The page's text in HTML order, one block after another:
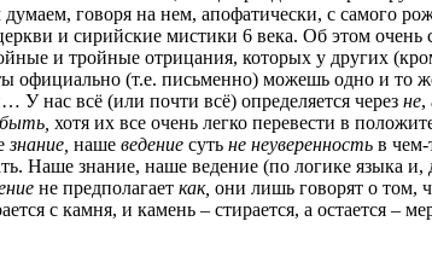
говоря на нем, апофатически, с самого
и сирийские мистики 6 века. Об этом
и тройные отрицания, которых у других
официально (т.е. письменно) можешь одно и то
У нас всё (или почти всё) определяется через не,
хотя их все очень легко перевести в
знание, наше ведение суть не неуверенность в чем-
Наше знание, наше ведение (по логике языка
не предполагает как, они лишь говорят о том,
с камня, и камень – стирается, а остается –